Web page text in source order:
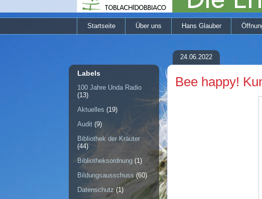
Startseite Über uns Hans Glauber
24.06.2022
Bee happy!
Labels
100 Jahre Unda Radio
(13)
Aktuelles (19)
Audit (9)
Bibliothek der Kräuter
(44)
Bibliotheksordnung (1)
Bildungsausschuss (60)
Datenschutz (1)